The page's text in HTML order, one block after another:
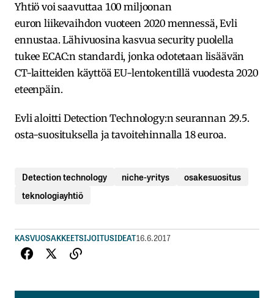
Yhtiö voi saavuttaa 100 miljoonan
euron liikevaihdon vuoteen 2020 mennessä, Evli
ennustaa. Lähivuosina kasvua security puolella
tukee ECAC:n standardi, jonka odotetaan lisäävän
CT-laitteiden käyttöä EU-lentokentillä vuodesta 2020
eteenpäin.
Evli aloitti Detection Technology:n seurannan 29.5.
osta-suosituksella ja tavoitehinnalla 18 euroa.
Detection technology niche-yritys
osakesuositus
teknologiayhtiö
KASVUOSAKKEETSIJOITUSIDEAT16.6.2017